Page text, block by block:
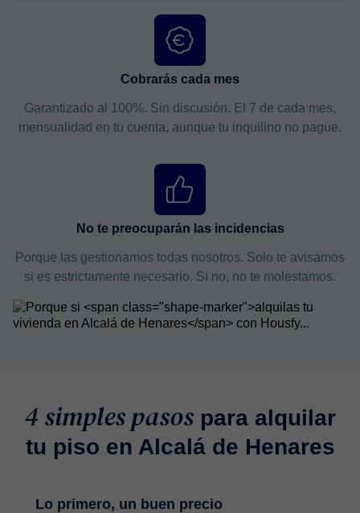
Cobrarás cada mes
Garantizado al 100%. Sin discusión. El 7 de cada mes,
mensualidad en tu cuenta, aunque tu inquilino no pague.
No te preocuparán las incidencias
Porque las gestionamos todas nosotros. Solo te avisamos
si es estrictamente necesario. Si no, no te molestamos.
4 simples pasospara alquilar
tu piso en Alcalá de Henares
Lo primero, un buen precio